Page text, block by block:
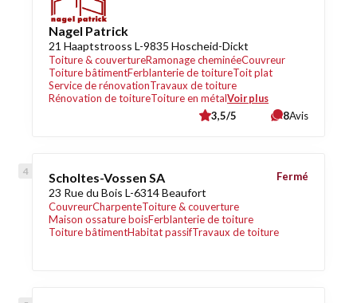
Nagel Patrick
21 Haaptstrooss L-9835 Hoscheid-Dickt
Toiture & couvertureRamonage cheminéeCouvreur
Toiture bâtimentFerblanterie de toitureToit plat
Service de rénovationTravaux de toiture
Rénovation de toitureToiture en métalVoir plus
3,5/5 8Avis
Scholtes-Vossen SA
23 Rue du Bois L-6314 Beaufort
CouvreurCharpenteToiture & couverture
Maison ossature boisFerblanterie de toiture
Toiture bâtimentHabitat passifTravaux de toiture
Fermé